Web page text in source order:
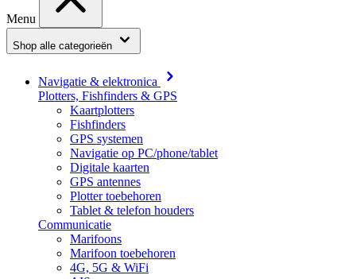
Menu
Shop alle categorieën
Navigatie & elektronica
Plotters, Fishfinders & GPS
Kaartplotters
Fishfinders
GPS systemen
Navigatie op PC/phone/tablet
Digitale kaarten
GPS antennes
Plotter toebehoren
Tablet & telefon houders
Communicatie
Marifoons
Marifoon toebehoren
4G, 5G & WiFi